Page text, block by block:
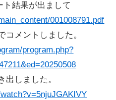
ト結果が出まして
001008791.pdf
コメントしました。
program.php?
出しました。